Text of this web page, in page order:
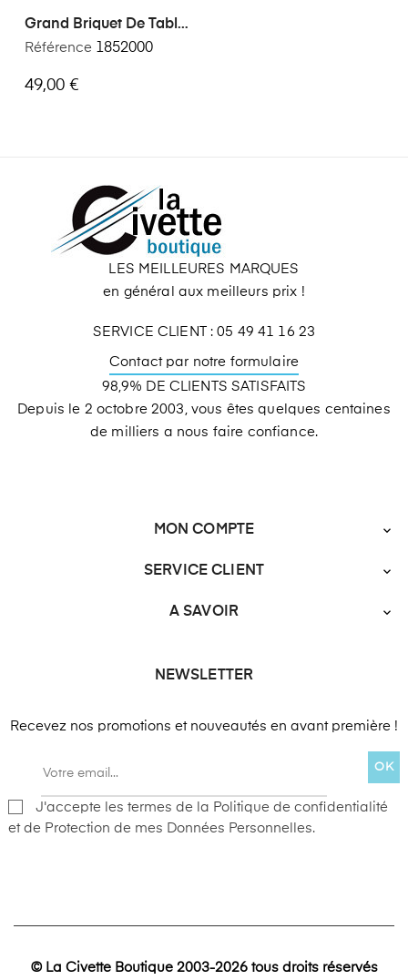
Grand Briquet De Table
Myon 5 Jets
Référence 1852000
49,00 €
LES MEILLEURES MARQUES
en général aux meilleurs prix !
SERVICE CLIENT : 05 49 41 16 23
Contact par notre formulaire
98,9% DE CLIENTS SATISFAITS
Depuis le 2 octobre 2003, vous êtes quelques centaines
de milliers a nous faire confiance.
MON COMPTE 
SERVICE CLIENT 
A SAVOIR 
NEWSLETTER
Recevez nos promotions et nouveautés en avant première !
OK
J'accepte les termes de la Politique de confidentialité
et de Protection de mes Données Personnelles.
© La Civette Boutique 2003-2026 tous droits réservés